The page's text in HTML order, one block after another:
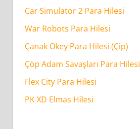
Car Simulator 2 Para Hilesi
War Robots Para Hilesi
Çanak Okey Para Hilesi (Çip)
Çöp Adam Savaşları Para Hilesi
Flex City Para Hilesi
PK XD Elmas Hilesi